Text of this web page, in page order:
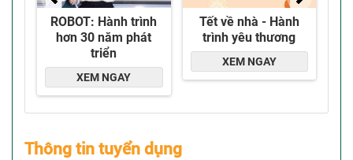
Thông tin tuyển dụng